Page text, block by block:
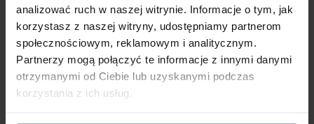
analizować ruch w naszej witrynie. Informacje o tym, jak
korzystasz z naszej witryny, udostępniamy partnerom
społecznościowym, reklamowym i analitycznym.
Partnerzy mogą połączyć te informacje z innymi danymi
otrzymanymi od Ciebie lub uzyskanymi podczas
korzystania z ich usług.